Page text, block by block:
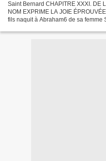
Saint Bernard CHAPITRE XXXI. DE
NOM EXPRIME LA JOIE
fils naquit à Abraham6 de sa femme